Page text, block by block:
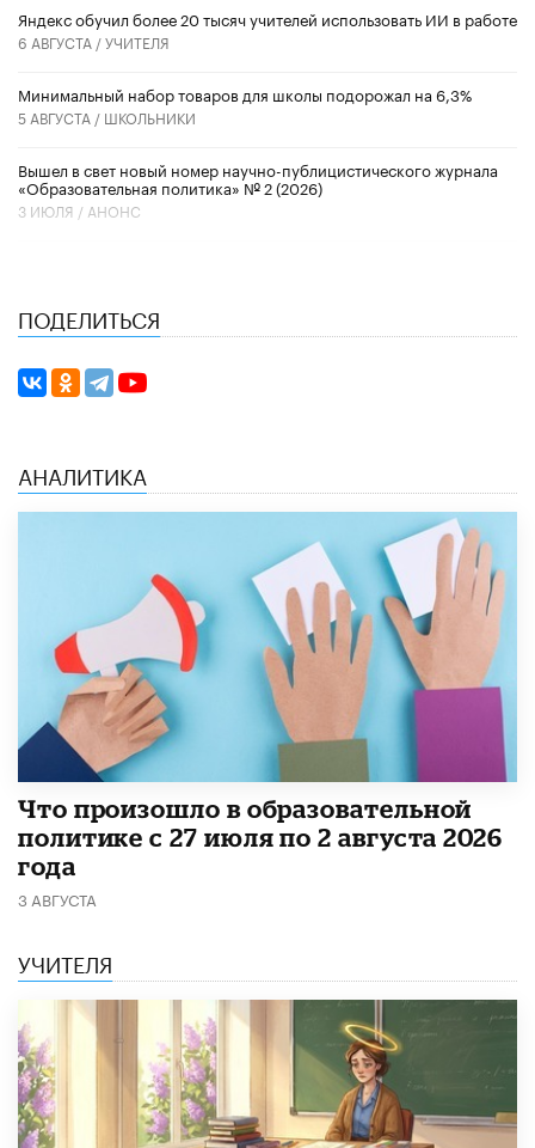
​Яндекс обучил более 20 тысяч учителей использовать ИИ в работе
6 АВГУСТА /УЧИТЕЛЯ
Минимальный набор товаров для школы подорожал на 6,3%
5 АВГУСТА / ШКОЛЬНИКИ
Вышел в свет новый номер научно-публицистического журнала
«Образовательная политика» № 2 (2026)
3 ИЮЛЯ / АНОНС
ПОДЕЛИТЬСЯ
АНАЛИТИКА
​Что произошло в образовательной
политике с 27 июля по 2 августа 2026
года
3 АВГУСТА
УЧИТЕЛЯ